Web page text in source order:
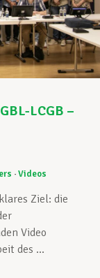
LCGB –
Videos
Ziel: die
Video
des ...